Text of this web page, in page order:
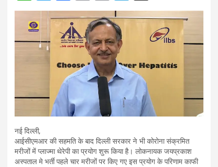
h
at
s
A
wi
tt
er
a
ce
b
o
m
ail
in
t
el
e
m
hr
e
a
s
नई दिल्ली,
आईसीएमआर की सहमति के बाद दिल्ली सरकार ने भी कोरोना संक्रमित
मरीजों में प्लाज्मा थेरेपी का प्रयोग शुरू किया है। लोकनायक जयप्रकाश
अस्पताल मे भर्ती पहले चार मरीजों पर किए गए इस प्रयोग के परिणाम काफी